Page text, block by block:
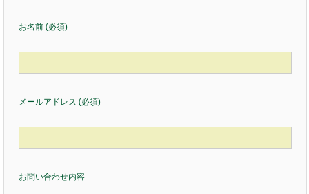
お名前 (必須)
メールアドレス (必須)
お問い合わせ内容